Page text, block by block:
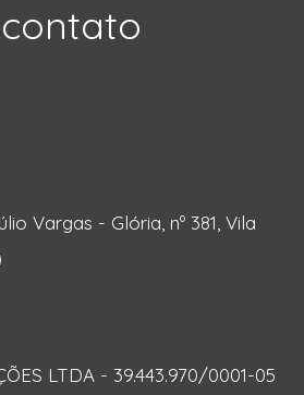
Vargas - Glória, nº 381, Vila
LTDA - 39.443.970/0001-05